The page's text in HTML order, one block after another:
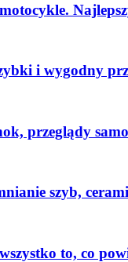
i wygodny
przeglądy
szyb,
to, co